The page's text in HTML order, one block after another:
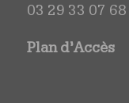
03 29 33 07 68
Plan d’Accès